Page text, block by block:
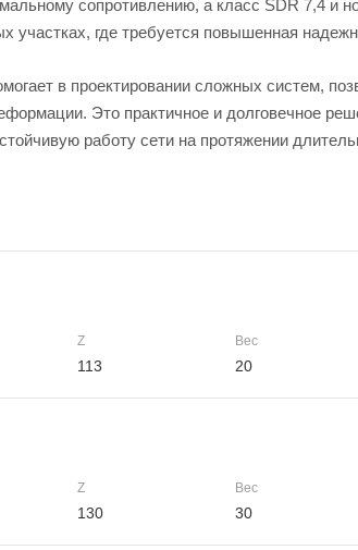
сопротивлению, а класс SDR 7,4 и
участках, где требуется повышенная
в проектировании сложных систем,
Это практичное и долговечное
работу сети на протяжении
Z
113
Вес
20
Z
130
Вес
30